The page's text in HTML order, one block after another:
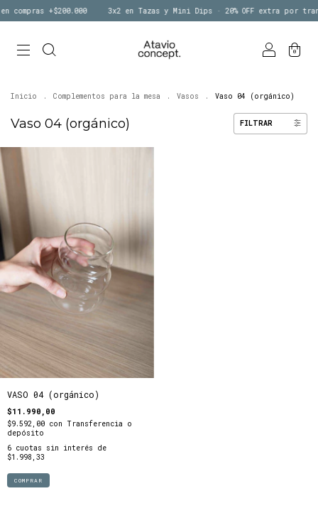
+$200.000 3x2 en Tazas y Mini Dips · 20% OFF extra por
0
Inicio . Complementos para la mesa . Vasos . Vaso 04 (orgánico)
Vaso 04 (orgánico) FILTRAR
VASO 04 (orgánico)
$11.990,00
$9.592,00 con Transferencia o
depósito
6 cuotas sin interés de
$1.998,33